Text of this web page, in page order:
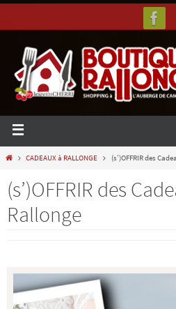
CADEAUX à RALLONGE (s’)OFFRIR des
(s’)OFFRIR des
Rallonge